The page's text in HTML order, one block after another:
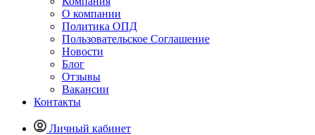
О компании
Политика ОПД
Пользовательское Соглашение
Новости
Блог
Отзывы
Вакансии
Контакты
Личный кабинет